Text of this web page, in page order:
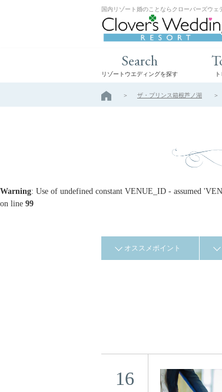
国内リゾート婚のことならクローバーズウェ
Search
リゾートウエディングを探す
ザ・プリンス箱根芦ノ湖
Warning: Use of undefined constant VENUE_ID - assumed
on line 99
オススメポイント
16